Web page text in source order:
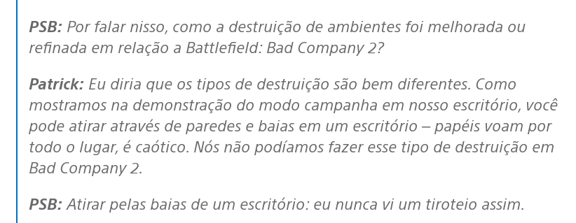
PSB: Por falar nisso, como a destruição de ambientes foi melhorada ou
refinada em relação a Battlefield: Bad Company 2?
Patrick: Eu diria que os tipos de destruição são bem diferentes. Como
mostramos na demonstração do modo campanha em nosso escritório, você
pode atirar através de paredes e baias em um escritório – papéis voam por
todo o lugar, é caótico. Nós não podíamos fazer esse tipo de destruição em
Bad Company 2.
PSB: Atirar pelas baias de um escritório: eu nunca vi um tiroteio assim.